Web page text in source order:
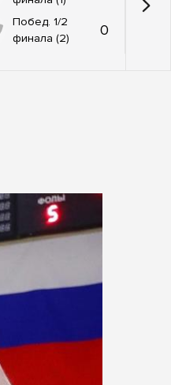
Побед. 1/2
финала (2)
0